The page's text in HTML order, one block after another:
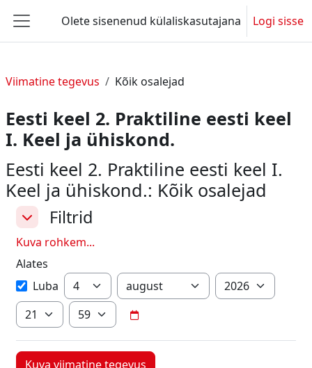
Küljepaneel
Olete sisenenud külaliskasutajana Logi sisse
Viimatine tegevus Kõik osalejad
Eesti keel 2. Praktiline eesti keel
I. Keel ja ühiskond.
Eesti keel 2. Praktiline eesti keel I.
Keel ja ühiskond.: Kõik osalejad
Filtrid
FiltridFiltrid
Kuva rohkem...
Alates
Alates
Luba Päev Kuu
Aasta
Tund
Minut